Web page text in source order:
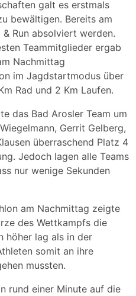
galt es erstmals
bewältigen. Bereits am
Run absolviert werden.
Teammitglieder ergab
Nachmittag
im Jagdstartmodus über
Rad und 2 Km Laufen.
das Bad Arosler Team um
Gerrit Gelberg,
überraschend Platz 4
Jedoch lagen alle Teams
nur wenige Sekunden
am Nachmittag zeigte
des Wettkampfs die
höher lag als in der
somit an ihre
mussten.
rund einer Minute auf die